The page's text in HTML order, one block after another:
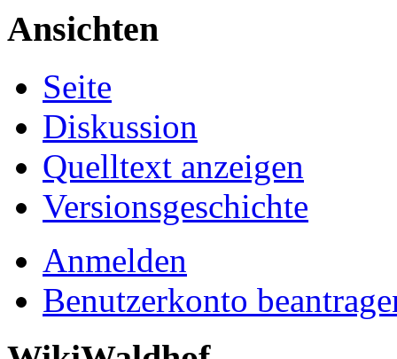
Ansichten
Seite
Diskussion
Quelltext anzeigen
Versionsgeschichte
Anmelden
Benutzerkonto